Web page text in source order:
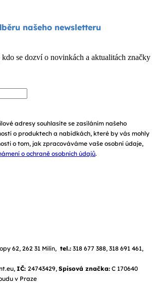
lehátka
a kolébky
svůj výrobek
našeho newsletteru
se dozví o novinkách a aktualitách značky
adresy souhlasíte se zasíláním našeho
o produktech a nabídkách, které by vás mohly
o tom, jak zpracováváme vaše osobní údaje,
o ochraně osobních údajů.
62, 262 31 Milín, tel.: 318 677 388, 318 691 461,
IČ: 24743429, Spisová značka: C 170640
v Praze